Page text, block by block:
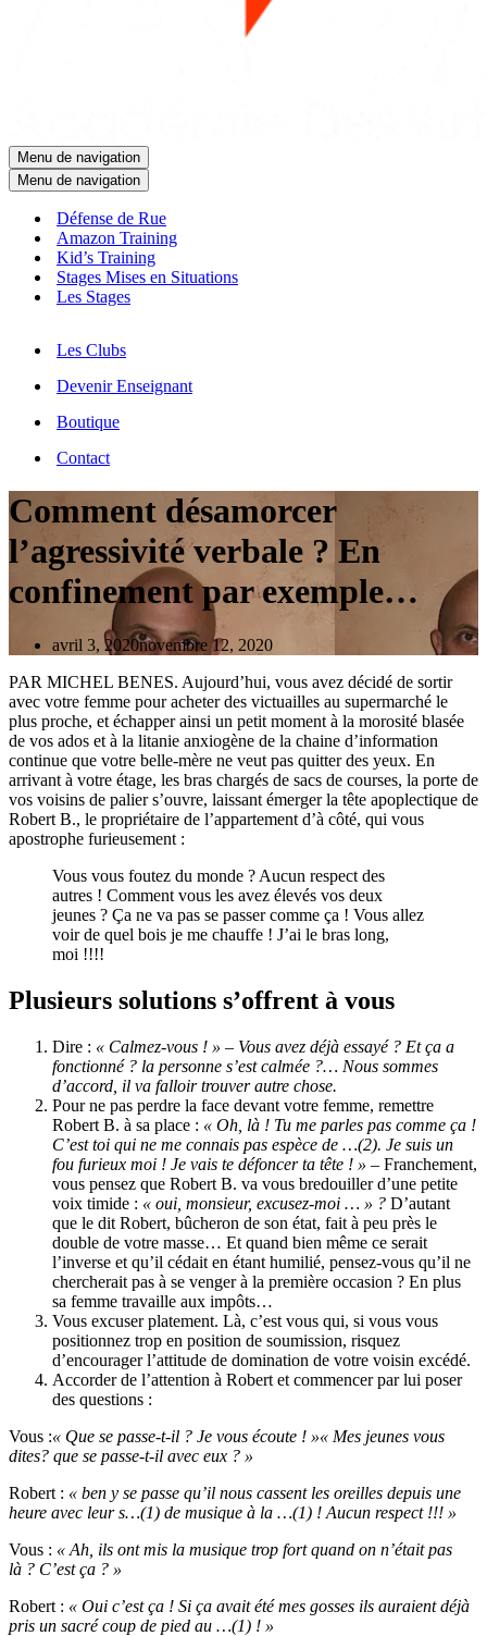
Menu de navigation
Menu de navigation
Défense de Rue
Amazon Training
Kid’s Training
Stages Mises en Situations
Les Stages
Les Clubs
Devenir Enseignant
Boutique
Contact
Comment désamorcer
l’agressivité verbale ? En
confinement par exemple…
avril 3, 2020novembre 12, 2020
PAR MICHEL BENES. Aujourd’hui, vous avez décidé de sortir
avec votre femme pour acheter des victuailles au supermarché le
plus proche, et échapper ainsi un petit moment à la morosité blasée
de vos ados et à la litanie anxiogène de la chaine d’information
continue que votre belle-mère ne veut pas quitter des yeux. En
arrivant à votre étage, les bras chargés de sacs de courses, la porte de
vos voisins de palier s’ouvre, laissant émerger la tête apoplectique de
Robert B., le propriétaire de l’appartement d’à côté, qui vous
apostrophe furieusement :
Vous vous foutez du monde ? Aucun respect des
autres ! Comment vous les avez élevés vos deux
jeunes ? Ça ne va pas se passer comme ça ! Vous allez
voir de quel bois je me chauffe ! J’ai le bras long,
moi !!!!
Plusieurs solutions s’offrent à vous
Dire : « Calmez-vous ! » – Vous avez déjà essayé ? Et ça a
fonctionné ? la personne s’est calmée ?… Nous sommes
d’accord, il va falloir trouver autre chose.
Pour ne pas perdre la face devant votre femme, remettre
Robert B. à sa place : « Oh, là ! Tu me parles pas comme ça !
C’est toi qui ne me connais pas espèce de …(2). Je suis un
fou furieux moi ! Je vais te défoncer ta tête ! » – Franchement,
vous pensez que Robert B. va vous bredouiller d’une petite
voix timide : « oui, monsieur, excusez-moi … » ? D’autant
que le dit Robert, bûcheron de son état, fait à peu près le
double de votre masse… Et quand bien même ce serait
l’inverse et qu’il cédait en étant humilié, pensez-vous qu’il ne
chercherait pas à se venger à la première occasion ? En plus
sa femme travaille aux impôts…
Vous excuser platement. Là, c’est vous qui, si vous vous
positionnez trop en position de soumission, risquez
d’encourager l’attitude de domination de votre voisin excédé.
Accorder de l’attention à Robert et commencer par lui poser
des questions :
Vous :« Que se passe-t-il ? Je vous écoute ! »« Mes jeunes vous
dites? que se passe-t-il avec eux ? »
Robert : « ben y se passe qu’il nous cassent les oreilles depuis une
heure avec leur s…(1) de musique à la …(1) ! Aucun respect !!! »
Vous : « Ah, ils ont mis la musique trop fort quand on n’était pas
là ? C’est ça ? »
Robert : « Oui c’est ça ! Si ça avait été mes gosses ils auraient déjà
pris un sacré coup de pied au …(1) ! »